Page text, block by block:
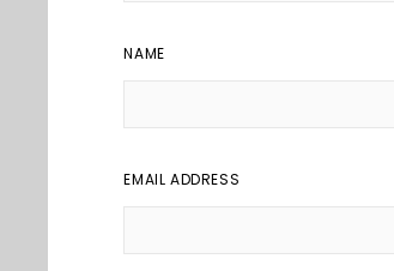
NAME
EMAIL ADDRESS